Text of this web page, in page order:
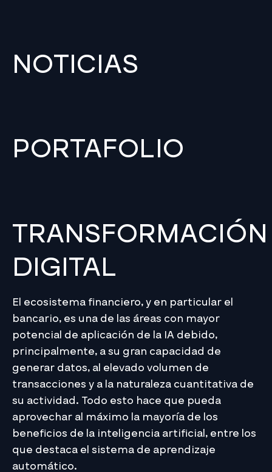
NOTICIAS
PORTAFOLIO
TRANSFORMACIÓN
DIGITAL
El ecosistema financiero, y en particular el
bancario, es una de las áreas con mayor
potencial de aplicación de la IA debido,
principalmente, a su gran capacidad de
generar datos, al elevado volumen de
transacciones y a la naturaleza cuantitativa de
su actividad. Todo esto hace que pueda
aprovechar al máximo la mayoría de los
beneficios de la inteligencia artificial, entre los
que destaca el sistema de aprendizaje
automático.